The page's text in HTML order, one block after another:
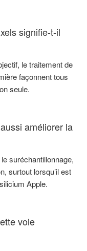
signifie-t-il
le traitement de
façonnent tous
seule.
améliorer la
suréchantillonnage,
surtout lorsqu’il est
Apple.
voie